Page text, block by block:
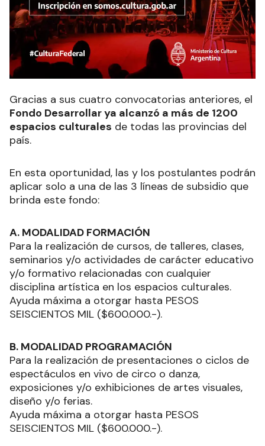
Gracias a sus cuatro convocatorias anteriores, el
Fondo Desarrollar ya alcanzó a más de 1200
espacios culturales de todas las provincias del
país.
En esta oportunidad, las y los postulantes podrán
aplicar solo a una de las 3 líneas de subsidio que
brinda este fondo:
A. MODALIDAD FORMACIÓN
Para la realización de cursos, de talleres, clases,
seminarios y/o actividades de carácter educativo
y/o formativo relacionadas con cualquier
disciplina artística en los espacios culturales.
Ayuda máxima a otorgar hasta PESOS
SEISCIENTOS MIL ($600.000.-).
B. MODALIDAD PROGRAMACIÓN
Para la realización de presentaciones o ciclos de
espectáculos en vivo de circo o danza,
exposiciones y/o exhibiciones de artes visuales,
diseño y/o ferias.
Ayuda máxima a otorgar hasta PESOS
SEISCIENTOS MIL ($600.000.-).